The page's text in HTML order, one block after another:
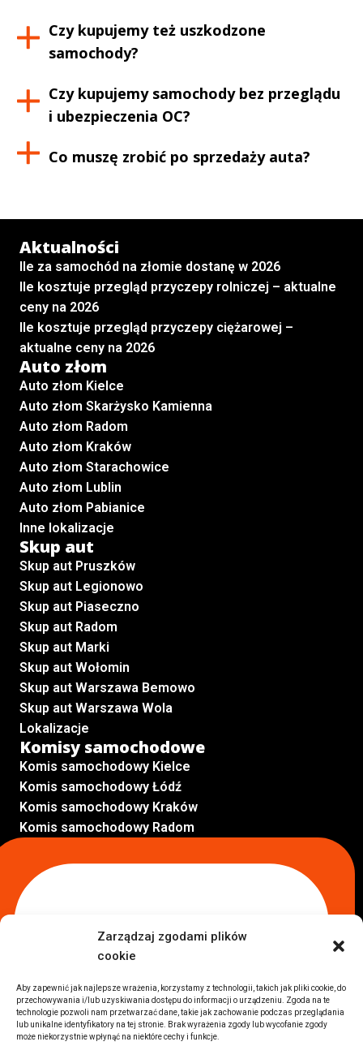
Zarządzaj zgodami plików
cookie
Aby zapewnić jak najlepsze wrażenia, korzystamy z technologii, takich jak pliki cookie, do
przechowywania i/lub uzyskiwania dostępu do informacji o urządzeniu. Zgoda na te
technologie pozwoli nam przetwarzać dane, takie jak zachowanie podczas przeglądania
lub unikalne identyfikatory na tej stronie. Brak wyrażenia zgody lub wycofanie zgody
może niekorzystnie wpłynąć na niektóre cechy i funkcje.
Czy kupujemy też uszkodzone
samochody?
Czy kupujemy samochody bez przeglądu
i ubezpieczenia OC?
Co muszę zrobić po sprzedaży auta?
Aktualności
Ile za samochód na złomie dostanę w 2026
Ile kosztuje przegląd przyczepy rolniczej – aktualne
ceny na 2026
Ile kosztuje przegląd przyczepy ciężarowej –
aktualne ceny na 2026
Auto złom
Auto złom Kielce
Auto złom Skarżysko Kamienna
Auto złom Radom
Auto złom Kraków
Auto złom Starachowice
Auto złom Lublin
Auto złom Pabianice
Inne lokalizacje
Skup aut
Skup aut Pruszków
Skup aut Legionowo
Skup aut Piaseczno
Skup aut Radom
Skup aut Marki
Skup aut Wołomin
Skup aut Warszawa Bemowo
Skup aut Warszawa Wola
Lokalizacje
Komisy samochodowe
Komis samochodowy Kielce
Komis samochodowy Łódź
Komis samochodowy Kraków
Komis samochodowy Radom
Komis samochodowy Opole
Komis samochodowy Lublin
Inne Lokalizacje
Auta z USA Rzeszów
Auta z USA Białystok
Auta z USA Kraków